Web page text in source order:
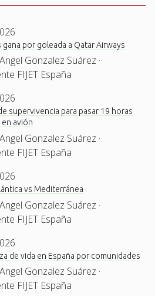
gana por goleada a Qatar Airways
Gonzalez Suárez ·
FIJET España
supervivencia para pasar 19 horas
avión
Gonzalez Suárez ·
FIJET España
vs Mediterránea
Gonzalez Suárez ·
FIJET España
de vida en España por comunidades
Gonzalez Suárez ·
FIJET España